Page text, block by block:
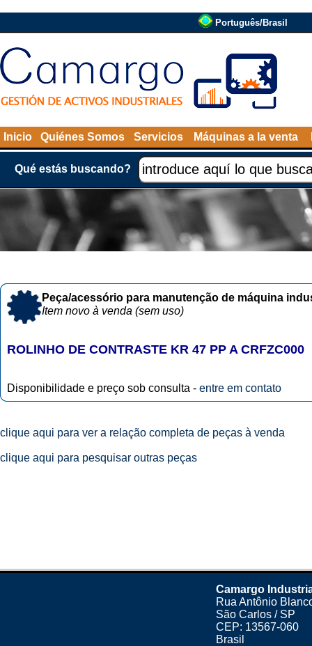
Português/Brasil
Inicio Quiénes Somos Servicios Máquinas a la venta
Qué estás buscando?
Peça/acessório para manutenção de máquina
Item novo à venda (sem uso)
ROLINHO DE CONTRASTE KR 47 PP A CRFZC000
Disponibilidade e preço sob consulta - entre em contato
clique aqui para ver a relação completa de peças à venda
clique aqui para pesquisar outras peças
Camargo
Rua Antônio
São Carlos / SP
CEP: 13567-060
Brasil